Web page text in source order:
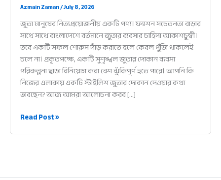
Azmain Zaman/July 8, 2026
জুতা মানুষের নিত্যপ্রয়োজনীয় একটি পণ্য। ফ্যাশন সচেতনতা বাড়ার
সাথে সাথে বাংলাদেশে বর্তমানে জুতার ব্যবসার চাহিদা আকাশচুম্বী।
তবে একটি সফল শোরুম দাঁড় করাতে হলে কেবল পুঁজি থাকলেই
চলে না। প্রকৃতপক্ষে, একটি সুশৃঙ্খল জুতার দোকান ব্যবসা
পরিকল্পনা ছাড়া বিনিয়োগ করা বেশ ঝুঁকিপূর্ণ হতে পারে। আপনি কি
নিজের এলাকায় একটি স্টাইলিশ জুতার দোকান দেওয়ার কথা
ভাবছেন? আজ আমরা আলোচনা করব […]
জুতার
থেকে
Read Post »